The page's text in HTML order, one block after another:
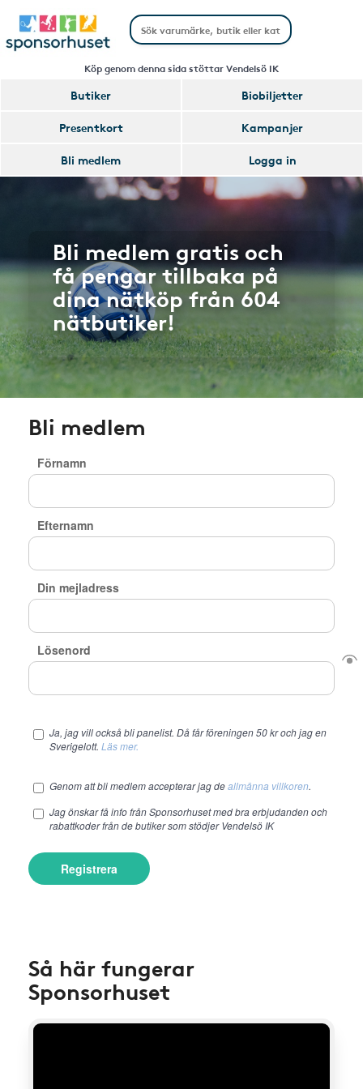
Köp genom denna sida stöttar Vendelsö IK
Butiker
Biobiljetter
Presentkort
Kampanjer
Bli medlem
Logga in
Bli medlem gratis och
få pengar tillbaka på
dina nätköp från 604
nätbutiker!
Bli medlem
Förnamn
Efternamn
Din mejladress
Lösenord
Ja, jag vill också bli panelist. Då får föreningen 50 kr och jag en
Sverigelott. Läs mer.
Genom att bli medlem accepterar jag deallmänna villkoren.
Jag önskar få info från Sponsorhuset med bra erbjudanden och
rabattkoder från de butiker som stödjer Vendelsö IK
Registrera
Så här fungerar
Sponsorhuset